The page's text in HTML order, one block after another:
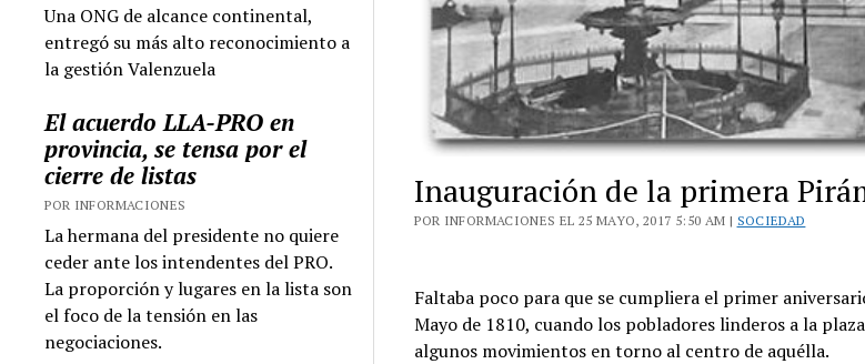
Una ONG de alcance continental,
entregó su más alto reconocimiento a
la gestión Valenzuela
El acuerdo LLA-PRO en
provincia, se tensa por el
cierre de listas
POR INFORMACIONES
La hermana del presidente no quiere
ceder ante los intendentes del PRO.
La proporción y lugares en la lista son
el foco de la tensión en las
negociaciones.
Inauguración de la primera
POR INFORMACIONES EL 25 MAYO, 2017 5:50 AM | SOCIEDAD
Faltaba poco para que se cumpliera el primer
Mayo de 1810, cuando los pobladores linderos a la
algunos movimientos en torno al centro de aquélla.